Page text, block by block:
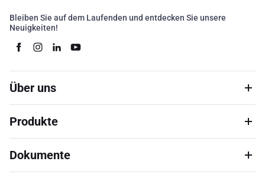
Bleiben Sie auf dem Laufenden und entdecken Sie unsere
Neuigkeiten!
Über uns
Produkte
Dokumente